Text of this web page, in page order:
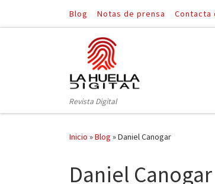
Saltar al contenido
Blog Notas de prensa Contacta
Revista Digital
Inicio »Blog »Daniel Canogar
Daniel Canogar